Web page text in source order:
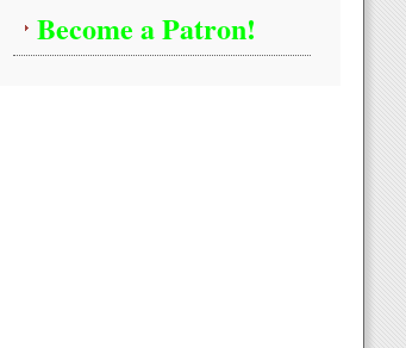
Become a Patron!